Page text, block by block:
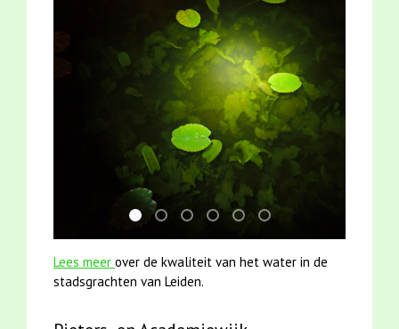
jun2021 zaklv 5 snoekje MOOI
karper met kattenklimtouw
mei2021 watervogelmethode fuut
jun2021 28 brasem en
mei2021 1 snoekje elly
smoelenboek fifi en
Lees meer over de kwaliteit van het water in de
stadsgrachten van Leiden.